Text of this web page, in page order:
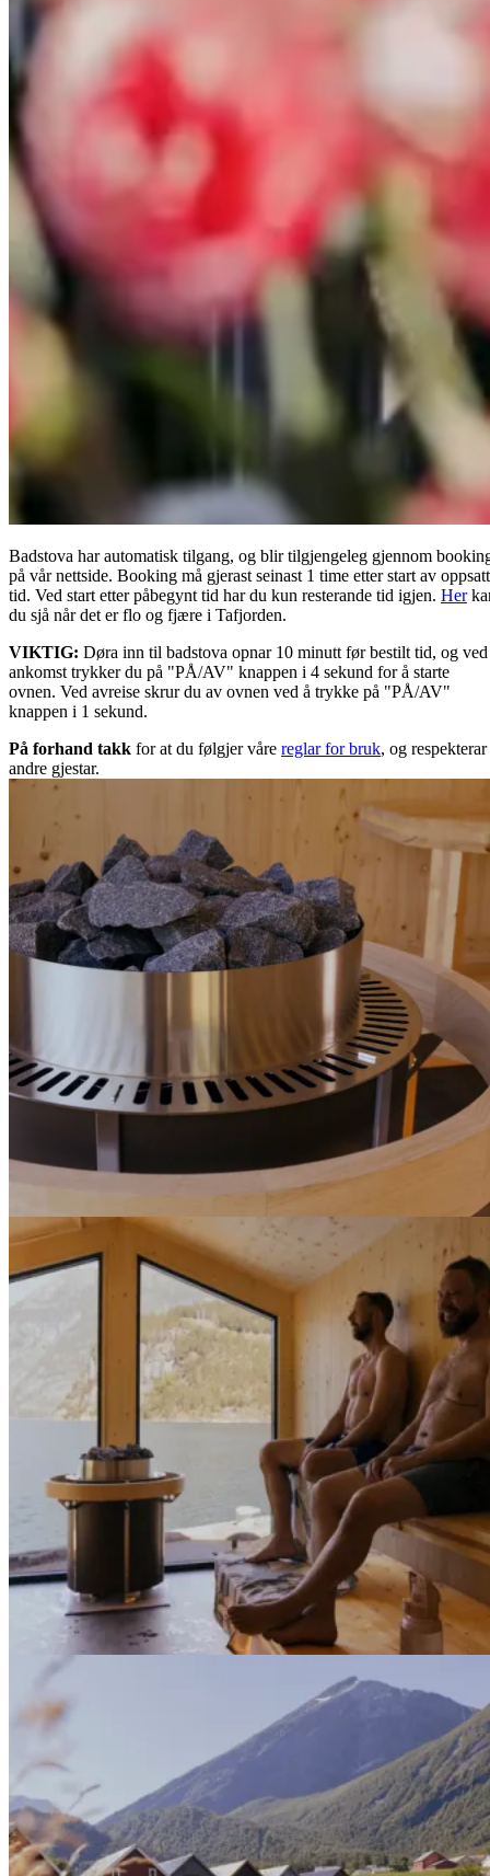
Badstova har automatisk tilgang, og blir tilgjengeleg gjennom
på vår nettside. Booking må gjerast seinast 1 time etter start av oppsatt
tid. Ved start etter påbegynt tid har du kun resterande tid igjen. Her
du sjå når det er flo og fjære i Tafjorden.
VIKTIG: Døra inn til badstova opnar 10 minutt før bestilt tid, og ved
ankomst trykker du på "PÅ/AV" knappen i 4 sekund for å starte
ovnen. Ved avreise skrur du av ovnen ved å trykke på "PÅ/AV"
knappen i 1 sekund.
På forhand takk for at du følgjer våre reglar for bruk, og respekterar
andre gjestar.